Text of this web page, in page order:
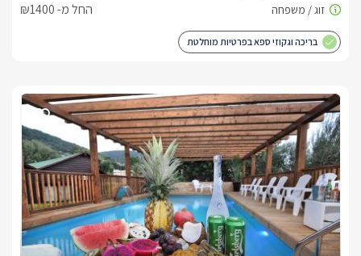
החל מ- ₪1400
בריכה וגקוזי ספא בפרטיות מוחלטת